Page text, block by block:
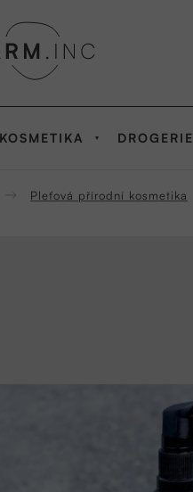
KOSMETIKA DROGERIE
Pleťová přírodní kosmetika